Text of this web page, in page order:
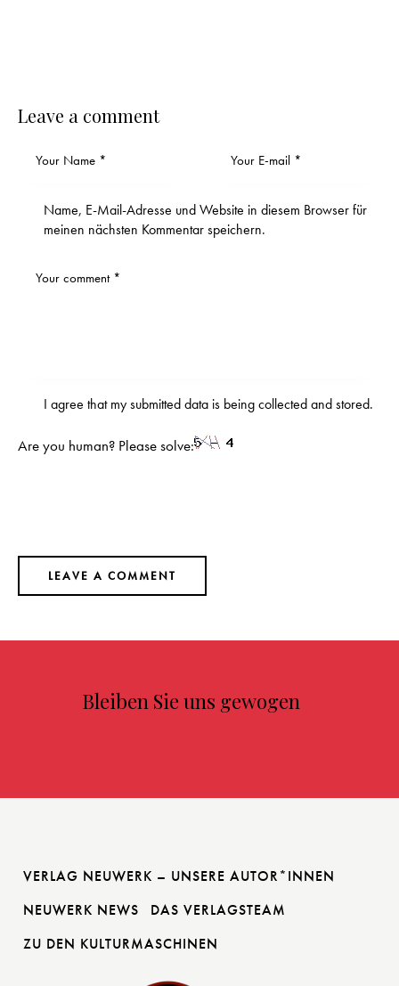
Leave a comment
Name, E-Mail-Adresse und Website in diesem Browser für
meinen nächsten Kommentar speichern.
I agree that my submitted data is beingcollected and stored.
Are you human? Please solve:
Bleiben Sie uns gewogen
VERLAG NEUWERK – UNSERE AUTOR*INNEN
NEUWERK NEWS
DAS VERLAGSTEAM
ZU DEN KULTURMASCHINEN